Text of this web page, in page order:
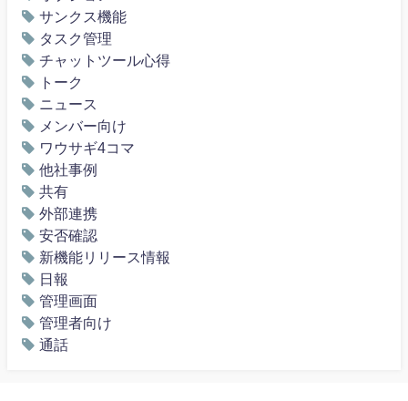
サンクス機能
タスク管理
チャットツール心得
トーク
ニュース
メンバー向け
ワウサギ4コマ
他社事例
共有
外部連携
安否確認
新機能リリース情報
日報
管理画面
管理者向け
通話